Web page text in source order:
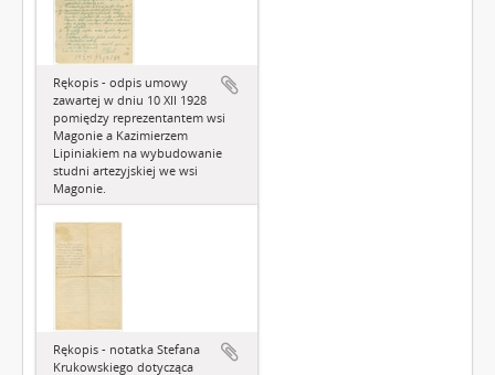
Rękopis - odpis umowy
zawartej w dniu 10 XII 1928
pomiędzy reprezentantem wsi
Magonie a Kazimierzem
Lipiniakiem na wybudowanie
studni artezyjskiej we wsi
Magonie.
Rękopis - notatka Stefana
Krukowskiego dotycząca